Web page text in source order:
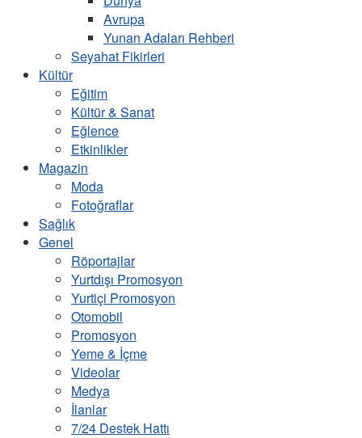
Avrupa
Yunan Adaları Rehberi
Seyahat Fikirleri
Kültür
Eğitim
Kültür & Sanat
Eğlence
Etkinlikler
Magazin
Moda
Fotoğraflar
Sağlık
Genel
Röportajlar
Yurtdışı Promosyon
Yurtiçi Promosyon
Otomobil
Promosyon
Yeme & İçme
Videolar
Medya
İlanlar
7/24 Destek Hattı